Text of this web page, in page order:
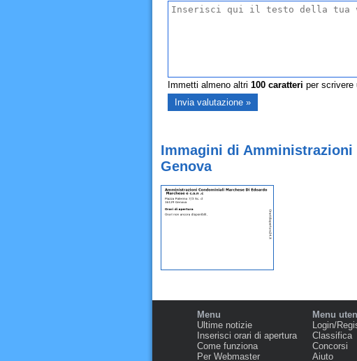
Immetti almeno altri 100caratteri per scrivere
Immagini di Amministrazioni
Genova
Menu
Ultime notizie
Inserisci orari di apertura
Come funziona
Per Webmaster
Menu
Login/
Classifica
Concorsi
Aiuto